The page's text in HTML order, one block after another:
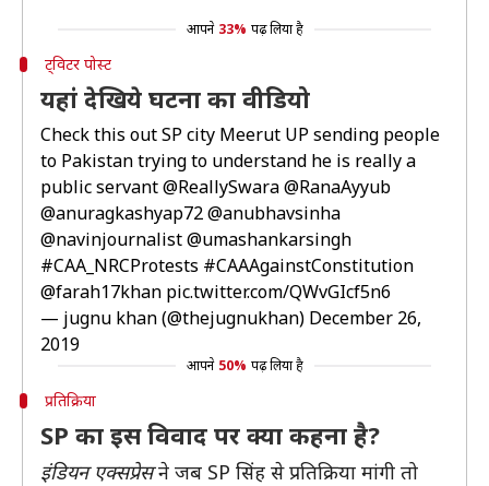
आपने 33% पढ़ लिया है
ट्विटर पोस्ट
यहां देखिये घटना का वीडियो
Check this out SP city Meerut UP sending people
to Pakistan trying to understand he is really a
public servant@ReallySwara@RanaAyyub
@anuragkashyap72@anubhavsinha
@navinjournalist@umashankarsingh
#CAA_NRCProtests #CAAAgainstConstitution
@farah17khan pic.twitter.com/QWvGIcf5n6
— jugnu khan (@thejugnukhan) December 26,
2019
आपने 50% पढ़ लिया है
प्रतिक्रिया
SP का इस विवाद पर क्या कहना है?
इंडियन एक्सप्रेसने जब SP सिंह से प्रतिक्रिया मांगी तो